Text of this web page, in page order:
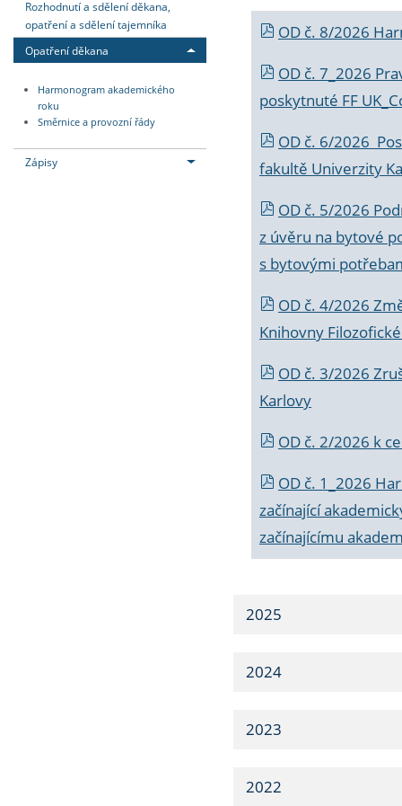
Rozhodnutí a sdělení děkana,
opatření a sdělení tajemníka
Opatření děkana
Harmonogram akademického
roku
Směrnice a provozní řády
Zápisy
OD č. 8/2026
OD č. 7_2026
poskytnuté FF
OD č. 6/2026
fakultě Univerzity
OD č. 5/2026
z úvěru na bytové
s bytovými
OD č. 4/2026
Knihovny
OD č. 3/2026
Karlovy
OD č. 2/2026 k
OD č. 1_2026
začínající
začínajícímu
2025
2024
2023
2022